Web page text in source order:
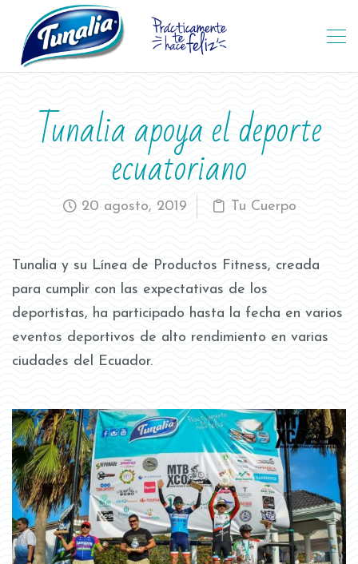
Tunalia apoya el deporte
ecuatoriano
20 agosto, 2019 Tu Cuerpo
Tunalia y su Línea de Productos Fitness, creada
para cumplir con las expectativas de los
deportistas, ha participado hasta la fecha en varios
eventos deportivos de alto rendimiento en varias
ciudades del Ecuador.